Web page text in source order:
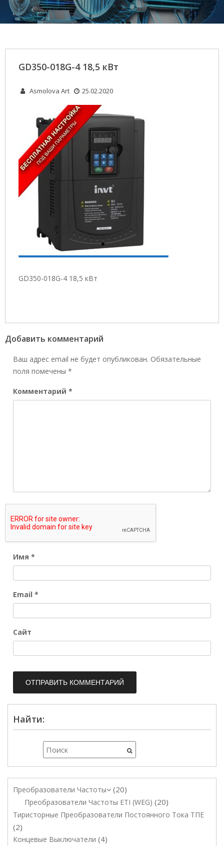
GD350-018G-4 18,5 кВт
Asmolova Art 25.02.2020
GD350-018G-4 18,5 кВт
Добавить комментарий
Ваш адрес email не будет опубликован. Обязательные
поля помечены *
Комментарий *
Имя *
Email *
Сайт
Найти:
Преобразователи Частоты 20
Преобразователи Частоты ETI (WEG) 20
Тиристорные Преобразователи Постоянного Тока ТПЕ
2
Концевые Выключатели 4